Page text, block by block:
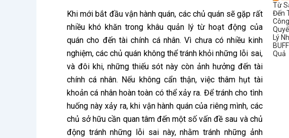
Khi mới bắt đầu vận hành quán, các chủ quán sẽ gặp rất
nhiều khó khăn trong khâu quản lý từ hoạt động của
quán cho đến tài chính cá nhân. Vì chưa có nhiều kinh
nghiệm, các chủ quán không thể tránh khỏi những lỗi sai,
và đôi khi, những thiếu sót này còn ảnh hưởng đến tài
chính cá nhân. Nếu không cẩn thận, việc thâm hụt tài
khoản cá nhân hoàn toàn có thể xảy ra. Để tránh cho tình
huống này xảy ra, khi vận hành quán của riêng mình, các
chủ sở hữu cần quan tâm đến một số vấn đề sau và chủ
động tránh những lỗi sai này, nhằm tránh những ảnh
Từ
Đến
Lý
Quả